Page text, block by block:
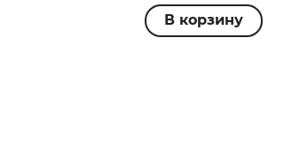
В корзину